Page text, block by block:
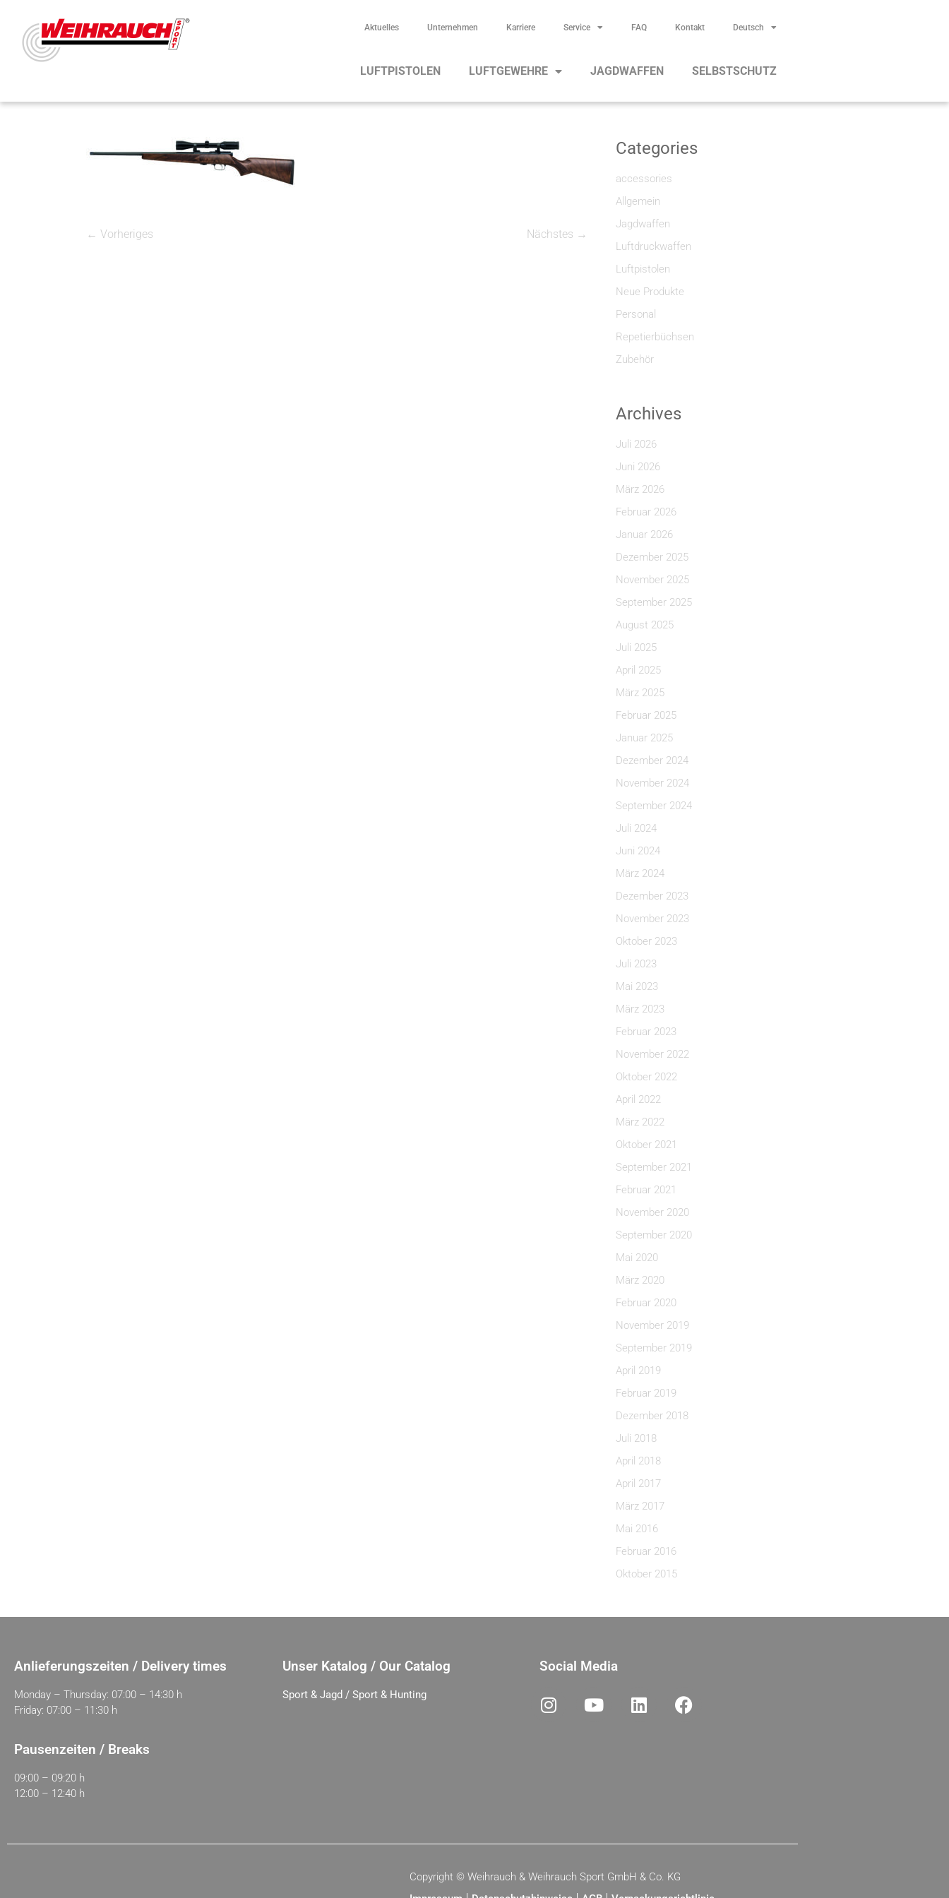
Aktuelles Unternehmen Karriere Service FAQ Kontakt Deutsch
LUFTPISTOLEN LUFTGEWEHRE JAGDWAFFEN SELBSTSCHUTZ
← Vorheriges Nächstes →
Categories
accessories
Allgemein
Jagdwaffen
Luftdruckwaffen
Luftpistolen
Neue Produkte
Personal
Repetierbüchsen
Zubehör
Archives
Juli 2026
Juni 2026
März 2026
Februar 2026
Januar 2026
Dezember 2025
November 2025
September 2025
August 2025
Juli 2025
April 2025
März 2025
Februar 2025
Januar 2025
Dezember 2024
November 2024
September 2024
Juli 2024
Juni 2024
März 2024
Dezember 2023
November 2023
Oktober 2023
Juli 2023
Mai 2023
März 2023
Februar 2023
November 2022
Oktober 2022
April 2022
März 2022
Oktober 2021
September 2021
Februar 2021
November 2020
September 2020
Mai 2020
März 2020
Februar 2020
November 2019
September 2019
April 2019
Februar 2019
Dezember 2018
Juli 2018
April 2018
April 2017
März 2017
Mai 2016
Februar 2016
Oktober 2015
Anlieferungszeiten / Delivery times
Monday – Thursday: 07:00 – 14:30 h
Friday: 07:00 – 11:30 h
Pausenzeiten / Breaks
09:00 – 09:20 h
12:00 – 12:40 h
Unser Katalog / Our Catalog
Sport & Jagd / Sport & Hunting
Social Media
Copyright © Weihrauch & Weihrauch Sport GmbH & Co. KG